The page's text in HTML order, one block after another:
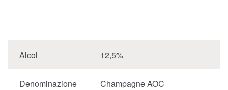
Alcol 12,5%
Denominazione Champagne AOC